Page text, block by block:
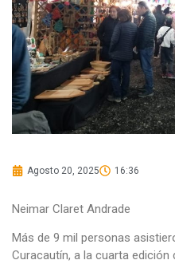
Agosto 20, 2025 16:36
Neimar Claret Andrade
Más de 9 mil personas
Curacautín, a la cuarta edición